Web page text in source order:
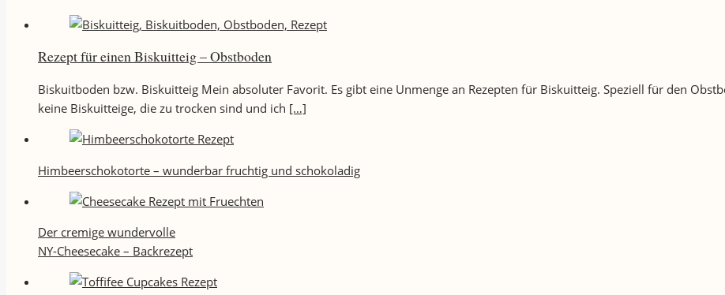
Rezept für einen Biskuitteig – Obstboden
Biskuitboden bzw. Biskuitteig Mein absoluter Favorit. Es gibt eine Unmenge an Rezepten für Biskuitteig. Speziell für den
keine Biskuitteige, die zu trocken sind und ich […]
Himbeerschokotorte – wunderbar fruchtig und schokoladig
Der cremige wundervolle
NY-Cheesecake – Backrezept